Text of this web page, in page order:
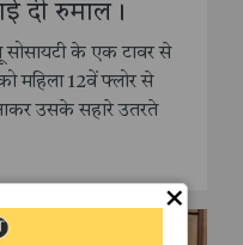
दी रुमाल।
सोसायटी के एक टावर से
महिला 12वें फ्लोर से
उसके सहारे उतरते
×